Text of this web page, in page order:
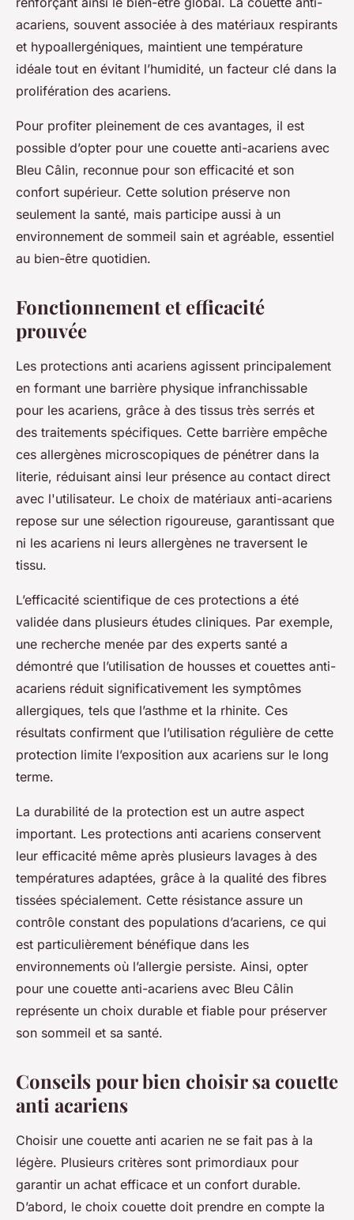
acariens, souvent associée à des matériaux respirants
et hypoallergéniques, maintient une température
idéale tout en évitant l’humidité, un facteur clé dans la
prolifération des acariens.
Pour profiter pleinement de ces avantages, il est
possible d’opter pour une couette anti-acariens avec
Bleu Câlin, reconnue pour son efficacité et son
confort supérieur. Cette solution préserve non
seulement la santé, mais participe aussi à un
environnement de sommeil sain et agréable, essentiel
au bien-être quotidien.
Fonctionnement et efficacité
prouvée
Les protections anti acariens agissent principalement
en formant une barrière physique infranchissable
pour les acariens, grâce à des tissus très serrés et
des traitements spécifiques. Cette barrière empêche
ces allergènes microscopiques de pénétrer dans la
literie, réduisant ainsi leur présence au contact direct
avec l'utilisateur. Le choix de matériaux anti-acariens
repose sur une sélection rigoureuse, garantissant que
ni les acariens ni leurs allergènes ne traversent le
tissu.
L’efficacité scientifique de ces protections a été
validée dans plusieurs études cliniques. Par exemple,
une recherche menée par des experts santé a
démontré que l’utilisation de housses et couettes anti-
acariens réduit significativement les symptômes
allergiques, tels que l’asthme et la rhinite. Ces
résultats confirment que l’utilisation régulière de cette
protection limite l’exposition aux acariens sur le long
terme.
La durabilité de la protection est un autre aspect
important. Les protections anti acariens conservent
leur efficacité même après plusieurs lavages à des
températures adaptées, grâce à la qualité des fibres
tissées spécialement. Cette résistance assure un
contrôle constant des populations d’acariens, ce qui
est particulièrement bénéfique dans les
environnements où l’allergie persiste. Ainsi, opter
pour une couette anti-acariens avec Bleu Câlin
représente un choix durable et fiable pour préserver
son sommeil et sa santé.
Conseils pour bien choisir sa couette
anti acariens
Choisir une couette anti acarien ne se fait pas à la
légère. Plusieurs critères sont primordiaux pour
garantir un achat efficace et un confort durable.
D’abord, le choix couette doit prendre en compte la